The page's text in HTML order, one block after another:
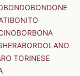
BONDOBONDONE
BONITO
BORBONA
BORDOLANO
TORINESE